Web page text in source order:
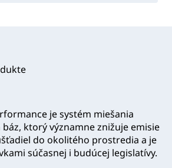
je systém miešania
ktorý významne znižuje emisie
do okolitého prostredia a je
súčasnej i budúcej legislatívy.